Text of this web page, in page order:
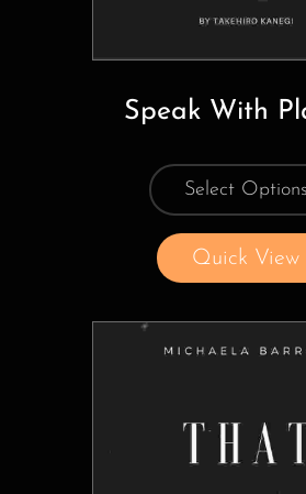
Speak With
Select Options
Quick View